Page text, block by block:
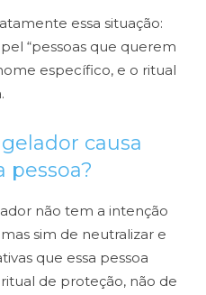
essa situação:
“pessoas que querem
específico, e o ritual
causa
pessoa?
não tem a intenção
sim de neutralizar e
que essa pessoa
de proteção, não de